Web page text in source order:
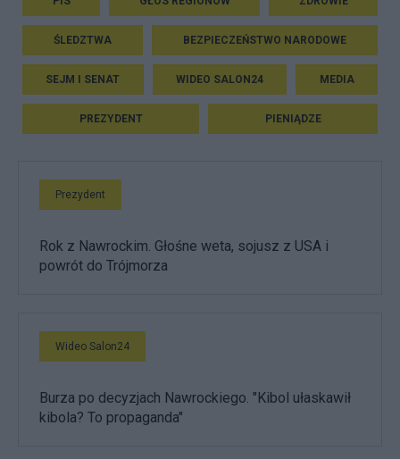
ŚLEDZTWA BEZPIECZEŃSTWO NARODOWE
SEJM I SENAT WIDEO SALON24 MEDIA
PREZYDENT PIENIĄDZE
Prezydent
Rok z Nawrockim. Głośne weta, sojusz z USA i
powrót do Trójmorza
Wideo Salon24
Burza po decyzjach Nawrockiego. "Kibol ułaskawił
kibola? To propaganda"